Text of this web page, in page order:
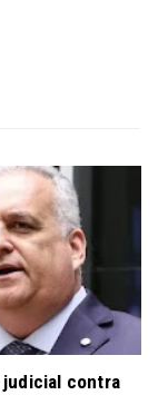
judicial contra